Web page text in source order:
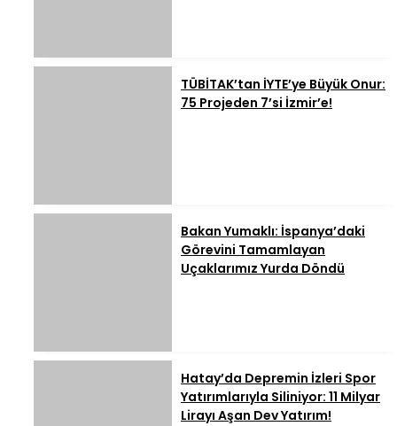
TÜBİTAK’tan İYTE’ye Büyük Onur:
75 Projeden 7’si İzmir’e!
Bakan Yumaklı: İspanya’daki
Görevini Tamamlayan
Uçaklarımız Yurda Döndü
Hatay’da Depremin İzleri Spor
Yatırımlarıyla Siliniyor: 11 Milyar
Lirayı Aşan Dev Yatırım!